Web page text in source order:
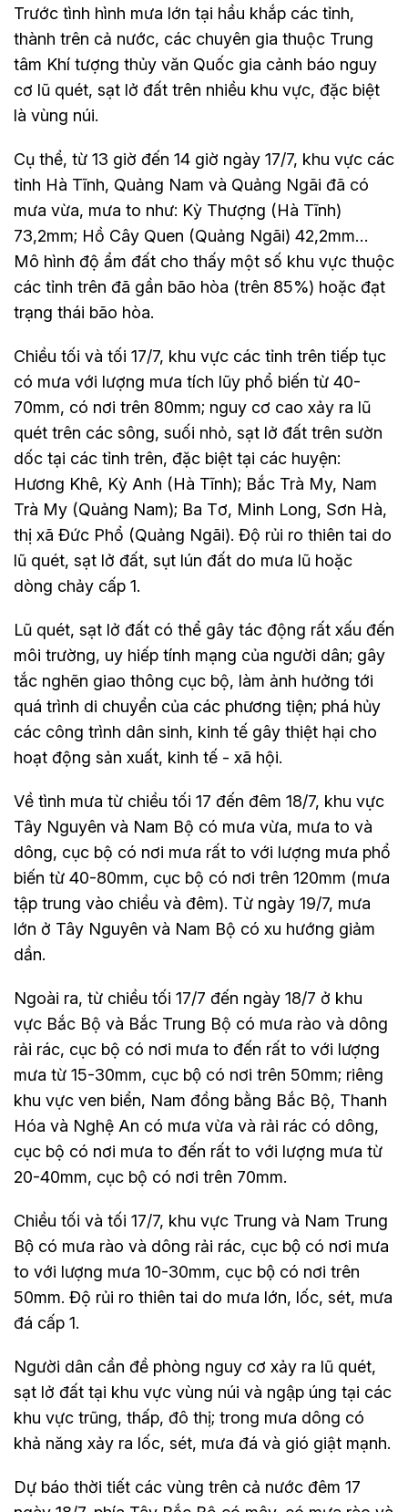
Trước tình hình mưa lớn tại hầu khắp các tỉnh,
thành trên cả nước, các chuyên gia thuộc Trung
tâm Khí tượng thủy văn Quốc gia cảnh báo nguy
cơ lũ quét, sạt lở đất trên nhiều khu vực, đặc biệt
là vùng núi.
Cụ thể, từ 13 giờ đến 14 giờ ngày 17/7, khu vực các
tỉnh Hà Tĩnh, Quảng Nam và Quảng Ngãi đã có
mưa vừa, mưa to như: Kỳ Thượng (Hà Tĩnh)
73,2mm; Hồ Cây Quen (Quảng Ngãi) 42,2mm…
Mô hình độ ẩm đất cho thấy một số khu vực thuộc
các tỉnh trên đã gần bão hòa (trên 85%) hoặc đạt
trạng thái bão hòa.
Chiều tối và tối 17/7, khu vực các tỉnh trên tiếp tục
có mưa với lượng mưa tích lũy phổ biến từ 40-
70mm, có nơi trên 80mm; nguy cơ cao xảy ra lũ
quét trên các sông, suối nhỏ, sạt lở đất trên sườn
dốc tại các tỉnh trên, đặc biệt tại các huyện:
Hương Khê, Kỳ Anh (Hà Tĩnh); Bắc Trà My, Nam
Trà My (Quảng Nam); Ba Tơ, Minh Long, Sơn Hà,
thị xã Đức Phổ (Quảng Ngãi). Độ rủi ro thiên tai do
lũ quét, sạt lở đất, sụt lún đất do mưa lũ hoặc
dòng chảy cấp 1.
Lũ quét, sạt lở đất có thể gây tác động rất xấu đến
môi trường, uy hiếp tính mạng của người dân; gây
tắc nghẽn giao thông cục bộ, làm ảnh hưởng tới
quá trình di chuyển của các phương tiện; phá hủy
các công trình dân sinh, kinh tế gây thiệt hại cho
hoạt động sản xuất, kinh tế - xã hội.
Về tình mưa từ chiều tối 17 đến đêm 18/7, khu vực
Tây Nguyên và Nam Bộ có mưa vừa, mưa to và
dông, cục bộ có nơi mưa rất to với lượng mưa phổ
biến từ 40-80mm, cục bộ có nơi trên 120mm (mưa
tập trung vào chiều và đêm). Từ ngày 19/7, mưa
lớn ở Tây Nguyên và Nam Bộ có xu hướng giảm
dần.
Ngoài ra, từ chiều tối 17/7 đến ngày 18/7 ở khu
vực Bắc Bộ và Bắc Trung Bộ có mưa rào và dông
rải rác, cục bộ có nơi mưa to đến rất to với lượng
mưa từ 15-30mm, cục bộ có nơi trên 50mm; riêng
khu vực ven biển, Nam đồng bằng Bắc Bộ, Thanh
Hóa và Nghệ An có mưa vừa và rải rác có dông,
cục bộ có nơi mưa to đến rất to với lượng mưa từ
20-40mm, cục bộ có nơi trên 70mm.
Chiều tối và tối 17/7, khu vực Trung và Nam Trung
Bộ có mưa rào và dông rải rác, cục bộ có nơi mưa
to với lượng mưa 10-30mm, cục bộ có nơi trên
50mm. Độ rủi ro thiên tai do mưa lớn, lốc, sét, mưa
đá cấp 1.
Người dân cần đề phòng nguy cơ xảy ra lũ quét,
sạt lở đất tại khu vực vùng núi và ngập úng tại các
khu vực trũng, thấp, đô thị; trong mưa dông có
khả năng xảy ra lốc, sét, mưa đá và gió giật mạnh.
Dự báo thời tiết các vùng trên cả nước đêm 17